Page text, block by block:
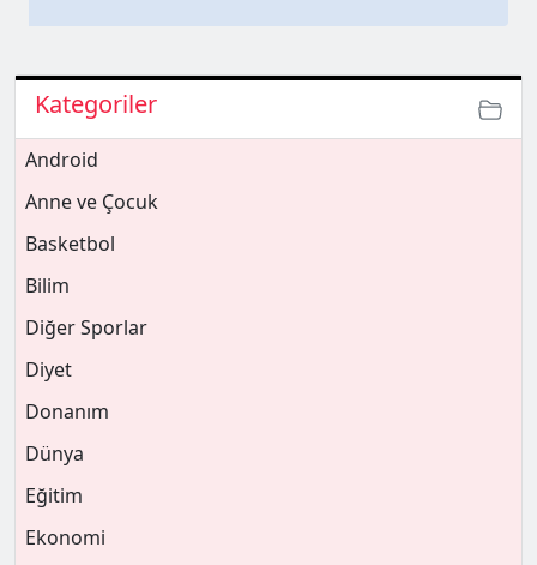
Kategoriler
Android
Anne ve Çocuk
Basketbol
Bilim
Diğer Sporlar
Diyet
Donanım
Dünya
Eğitim
Ekonomi